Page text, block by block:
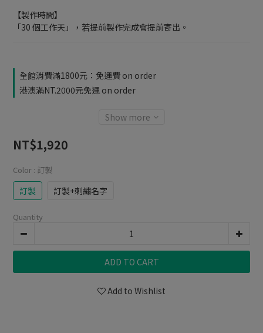
【製作時間】
「30 個工作天」，若提前製作完成會提前寄出。
全館消費滿1800元：免運費 on order
港澳滿NT.2000元免運 on order
Show more
NT$1,920
Color : 訂製
訂製 訂製+刺繡名字
Quantity
ADD TO CART
Add to Wishlist